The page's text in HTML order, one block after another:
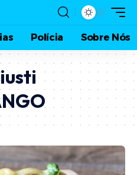
Polícia Sobre Nós